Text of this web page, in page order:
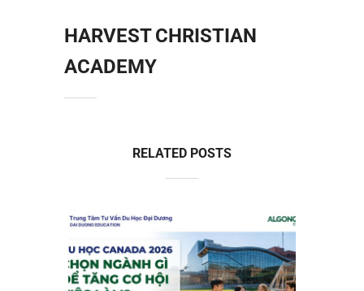
HARVEST CHRISTIAN
ACADEMY
RELATED POSTS